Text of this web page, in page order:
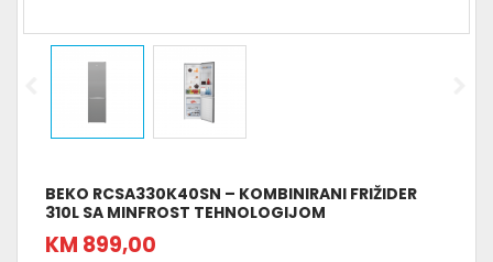
BEKO RCSA330K40SN – KOMBINIRANI FRIŽIDER
310L SA MINFROST TEHNOLOGIJOM
KM 899,00